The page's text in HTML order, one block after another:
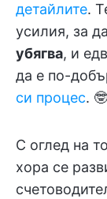
детайлите.
усилия, за
убягва, и
да е по-
си процес. 🤓
С оглед на
хора се